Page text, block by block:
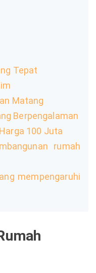
Tepat
Matang
Berpengalaman
100 Juta
rumah
mempengaruhi